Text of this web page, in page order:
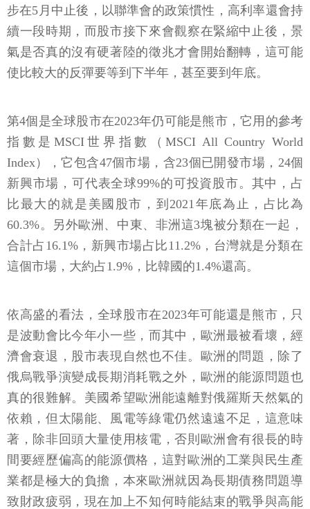
步在5月中止後，以聯準會的政策慣性，高利率還會持
續一段時期，而股市接下來會觀察在緊縮中止後，景
氣是否真的沒有硬著陸的徵兆才會開始翻轉，這可能
使比較大的反彈要等到下半年，甚至要到年底。
第4個是全球股市在2023年仍可能是熊市，它用的參考
指數是MSCI世界指數（MSCI All Country World
Index），它包含47個市場，含23個已開發市場，24個
新興市場，可代表全球99%的可投資股市。其中，占
比最大的就是美國股市，到2021年底為止，占比為
60.3%。另外歐洲、中東、非洲這3塊被分類在一起，
合計占16.1%，新興市場占比11.2%，台灣就是分類在
這個市場，大約占1.9%，比韓國的1.4%還高。
依高盛的看法，全球股市在2023年可能還是熊市，只
是波動會比今年小一些，而其中，歐洲最被看壞，經
濟會衰退，股市表現自然也不佳。歐洲的問題，除了
俄烏戰爭演變成長期消耗戰之外，歐洲的能源問題也
真的很難解。美國希望歐洲能遠離對俄羅斯天然氣的
依賴，但太陽能、風電等綠電仍然遠遠不足，這意味
著，除非回頭大量使用核電，否則歐洲會有很長的時
間要經歷偏高的能源價格，這對歐洲的工業與民生產
業都是極大的負擔，本來歐洲就因為長期債務問題導
致財政疲弱，現在加上不知何時能結束的戰爭與高能